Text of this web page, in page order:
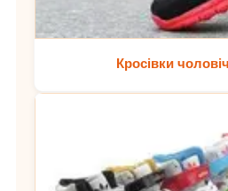
Кросівки